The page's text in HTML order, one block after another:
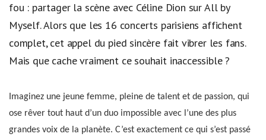
fou : partager la scène avec Céline Dion sur All by
Myself. Alors que les 16 concerts parisiens affichent
complet, cet appel du pied sincère fait vibrer les fans.
Mais que cache vraiment ce souhait inaccessible ?
Imaginez une jeune femme, pleine de talent et de passion, qui
ose rêver tout haut d’un duo impossible avec l’une des plus
grandes voix de la planète. C’est exactement ce qui s’est passé